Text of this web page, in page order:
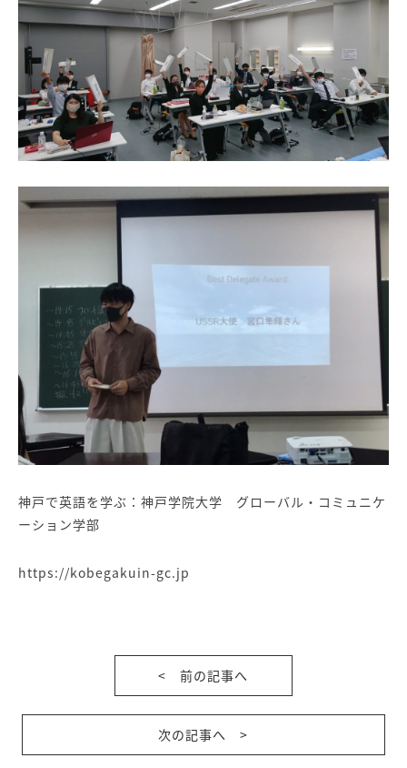
神戸で英語を学ぶ：神戸学院大学 グローバル・コミュニケ
ーション学部
https://kobegakuin-gc.jp
< 前の記事へ
次の記事へ >